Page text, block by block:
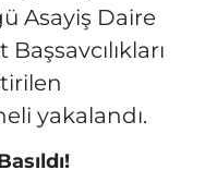
Asayiş Daire
yakalandı.